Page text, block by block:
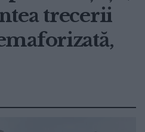
trecerii